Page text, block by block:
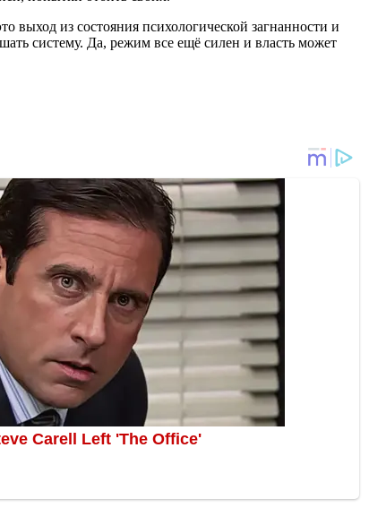
выход из состояния психологической загнанности и
систему. Да, режим все ещё силен и власть может